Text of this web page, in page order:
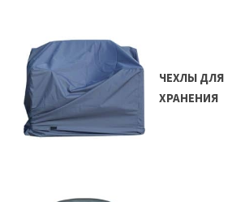
ЧЕХЛЫ ДЛЯ
ХРАНЕНИЯ